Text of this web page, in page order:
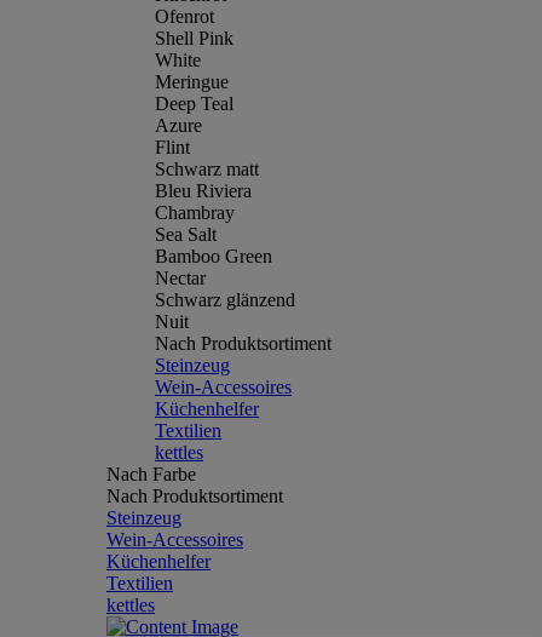
Ofenrot
Shell Pink
White
Meringue
Deep Teal
Azure
Flint
Schwarz matt
Bleu Riviera
Chambray
Sea Salt
Bamboo Green
Nectar
Schwarz glänzend
Nuit
Nach Produktsortiment
Steinzeug
Wein-Accessoires
Küchenhelfer
Textilien
kettles
Nach Farbe
Nach Produktsortiment
Steinzeug
Wein-Accessoires
Küchenhelfer
Textilien
kettles